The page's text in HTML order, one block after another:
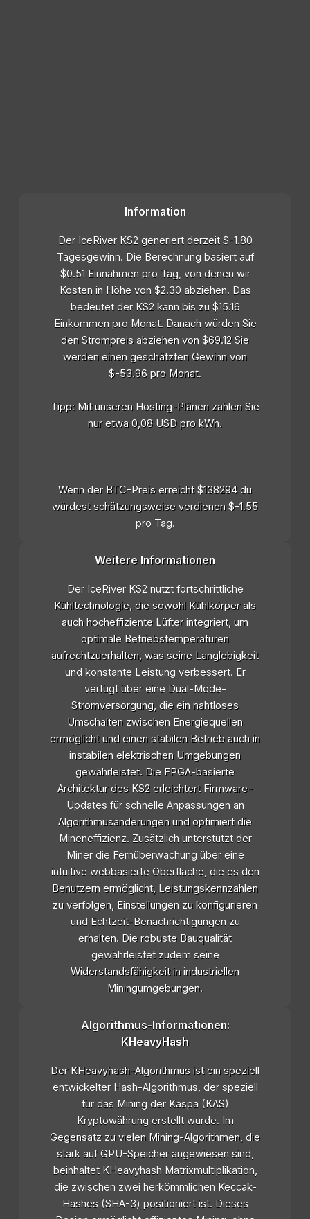
Information
Der IceRiver KS2 generiert derzeit $-1.80
Tagesgewinn. Die Berechnung basiert auf
$0.51 Einnahmen pro Tag, von denen wir
Kosten in Höhe von $2.30 abziehen. Das
bedeutet der KS2 kann bis zu $15.16
Einkommen pro Monat. Danach würden Sie
den Strompreis abziehen von $69.12 Sie
werden einen geschätzten Gewinn von
$-53.96 pro Monat.
Tipp: Mit unseren Hosting-Plänen zahlen Sie
nur etwa 0,08 USD pro kWh.
Wenn der BTC-Preis erreicht $138294 du
würdest schätzungsweise verdienen $-1.55
pro Tag.
Weitere Informationen
Der IceRiver KS2 nutzt fortschrittliche
Kühltechnologie, die sowohl Kühlkörper als
auch hocheffiziente Lüfter integriert, um
optimale Betriebstemperaturen
aufrechtzuerhalten, was seine Langlebigkeit
und konstante Leistung verbessert. Er
verfügt über eine Dual-Mode-
Stromversorgung, die ein nahtloses
Umschalten zwischen Energiequellen
ermöglicht und einen stabilen Betrieb auch in
instabilen elektrischen Umgebungen
gewährleistet. Die FPGA-basierte
Architektur des KS2 erleichtert Firmware-
Updates für schnelle Anpassungen an
Algorithmusänderungen und optimiert die
Mineneffizienz. Zusätzlich unterstützt der
Miner die Fernüberwachung über eine
intuitive webbasierte Oberfläche, die es den
Benutzern ermöglicht, Leistungskennzahlen
zu verfolgen, Einstellungen zu konfigurieren
und Echtzeit-Benachrichtigungen zu
erhalten. Die robuste Bauqualität
gewährleistet zudem seine
Widerstandsfähigkeit in industriellen
Miningumgebungen.
Algorithmus-Informationen:
KHeavyHash
Der KHeavyhash-Algorithmus ist ein speziell
entwickelter Hash-Algorithmus, der speziell
für das Mining der Kaspa (KAS)
Kryptowährung erstellt wurde. Im
Gegensatz zu vielen Mining-Algorithmen, die
stark auf GPU-Speicher angewiesen sind,
beinhaltet KHeavyhash Matrixmultiplikation,
die zwischen zwei herkömmlichen Keccak-
Hashes (SHA-3) positioniert ist. Dieses